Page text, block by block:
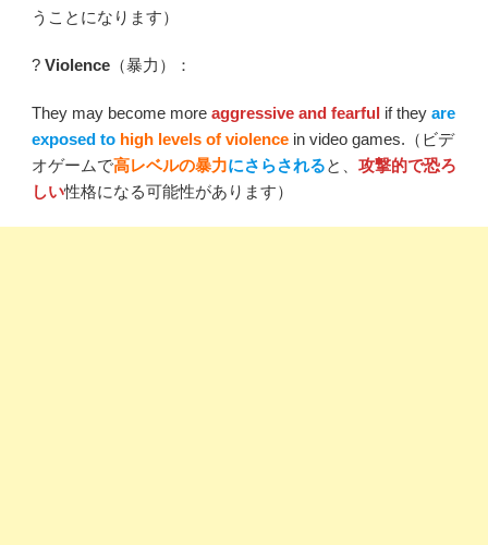
うことになります）
? Violence （暴力）：
They may become more aggressive and fearful if they are
exposed to high levels of violence in video games.（ビデ
オゲームで高レベルの暴力にさらされると、 攻撃的で恐ろ
しい性格になる可能性があります）